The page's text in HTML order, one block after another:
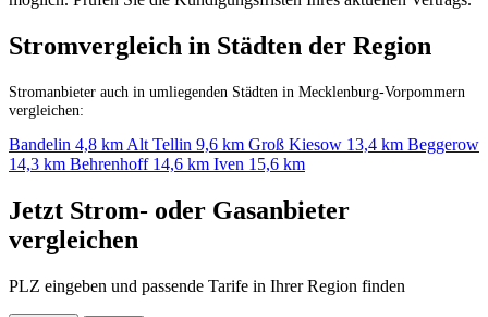
Stromvergleich in Städten der Region
Stromanbieter auch in umliegenden Städten in Mecklenburg-Vorpommern
vergleichen:
Bandelin 4,8 km Alt Tellin 9,6 km Groß Kiesow 13,4 km Beggerow
14,3 km Behrenhoff 14,6 km Iven 15,6 km
Jetzt Strom- oder Gasanbieter
vergleichen
PLZ eingeben und passende Tarife in Ihrer Region finden